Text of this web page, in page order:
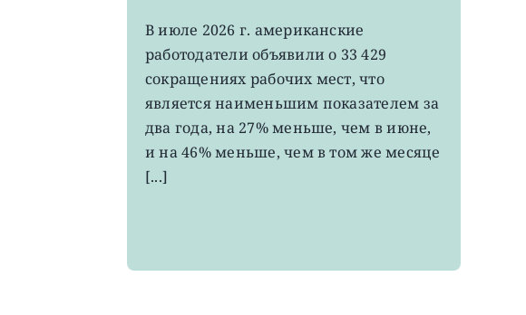
мест
за
года
В июле 2026 г. американские
работодатели объявили о 33 429
сокращениях рабочих мест, что
является наименьшим показателем за
два года, на 27% меньше, чем в июне,
и на 46% меньше, чем в том же месяце
[...]